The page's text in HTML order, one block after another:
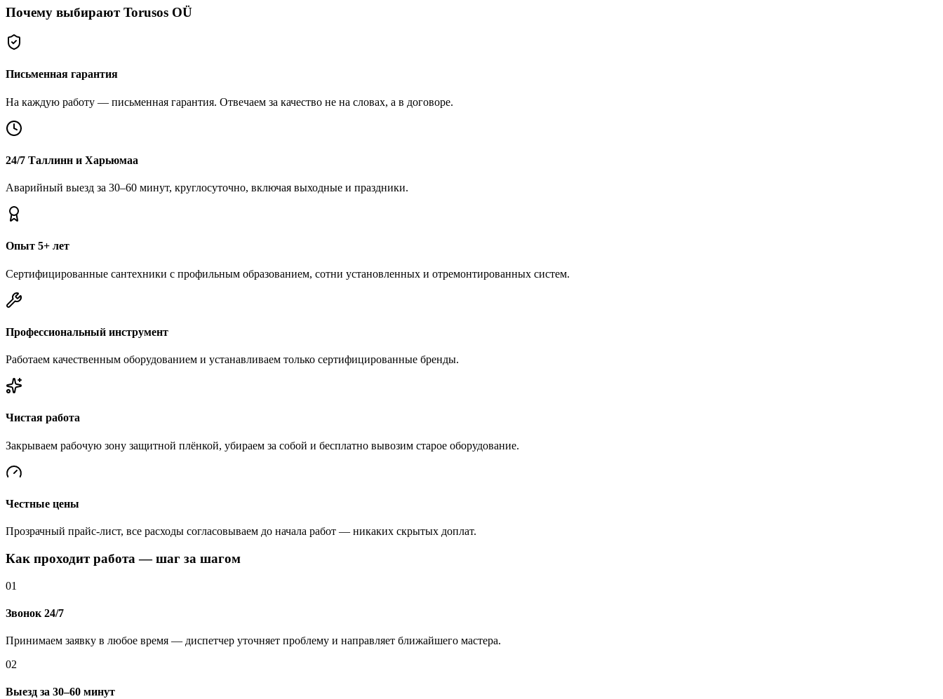
Почему выбирают Torusos OÜ
Письменная гарантия
На каждую работу — письменная гарантия. Отвечаем за качество не на словах, а в договоре.
24/7 Таллинн и Харьюмаа
Аварийный выезд за 30–60 минут, круглосуточно, включая выходные и праздники.
Опыт 5+ лет
Сертифицированные сантехники с профильным образованием, сотни установленных и отремонтированных систем.
Профессиональный инструмент
Работаем качественным оборудованием и устанавливаем только сертифицированные бренды.
Чистая работа
Закрываем рабочую зону защитной плёнкой, убираем за собой и бесплатно вывозим старое оборудование.
Честные цены
Прозрачный прайс-лист, все расходы согласовываем до начала работ — никаких скрытых доплат.
Как проходит работа — шаг за шагом
01
Звонок 24/7
Принимаем заявку в любое время — диспетчер уточняет проблему и направляет ближайшего мастера.
02
Выезд за 30–60 минут